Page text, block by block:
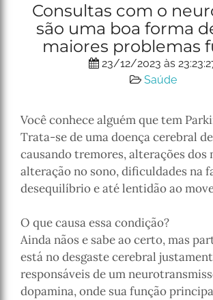
Consultas com o
são uma boa forma
maiores problemas
23/12/2023 às
Saúde
Você conhece alguém que tem
Trata-se de uma doença cerebral
causando tremores, alterações dos
alteração no sono, dificuldades na
desequilíbrio e até lentidão ao
O que causa essa condição?
Ainda nãos e sabe ao certo, mas
está no desgaste cerebral
responsáveis de um
dopamina, onde sua função